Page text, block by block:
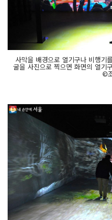
사막을 배경으로 열기구나 비행기
굴을 사진으로 찍으면 화면의 열기
©